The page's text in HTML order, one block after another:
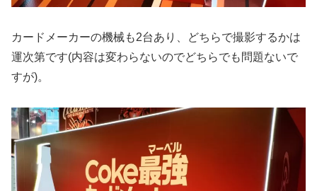
カードメーカーの機械も2台あり、どちらで撮影するかは
運次第です(内容は変わらないのでどちらでも問題ないで
すが)。